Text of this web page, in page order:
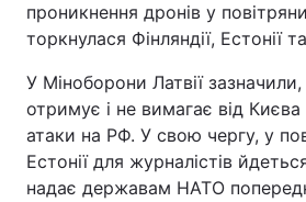
проникнення дронів у
торкнулася Фінляндії, Естонії
У Міноборони Латвії
отримує і не вимагає від
атаки на РФ. У свою чергу, у
Естонії для журналістів
надає державам НАТО